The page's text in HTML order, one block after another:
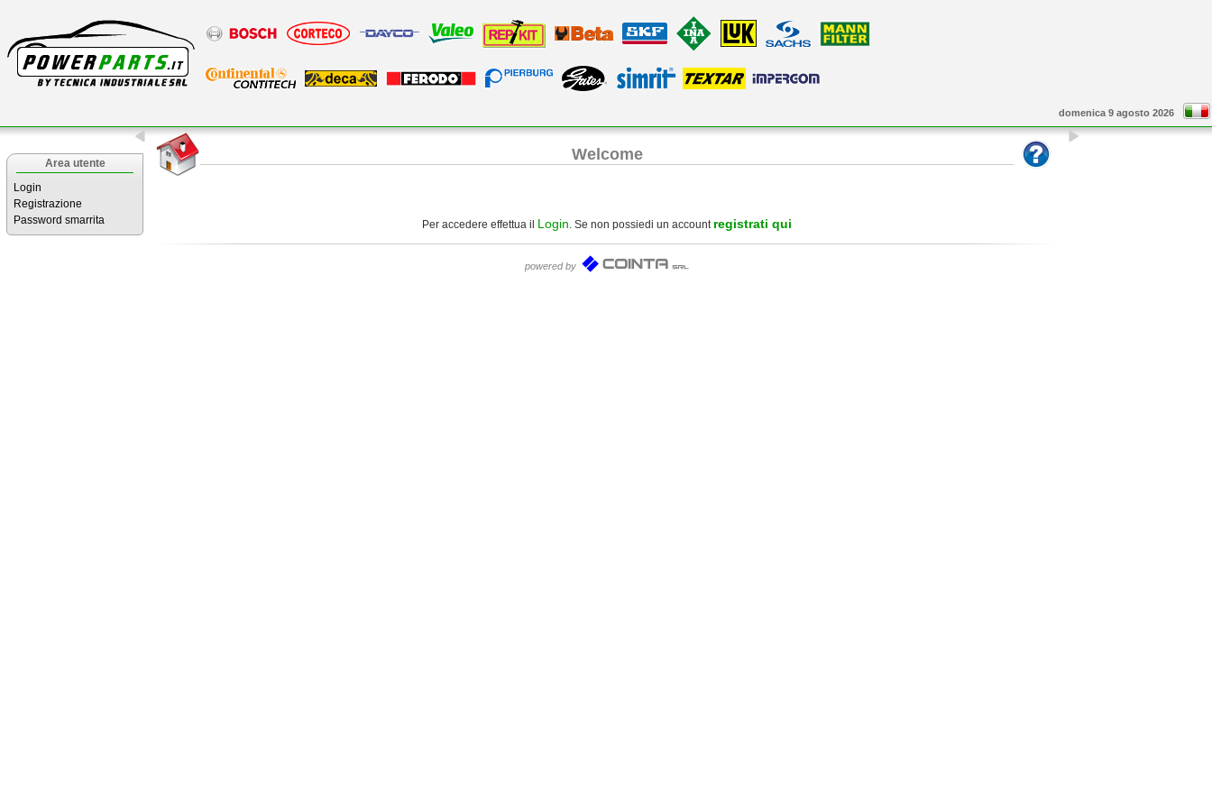
domenica 9 agosto 2026
Area utente
Login
Registrazione
Password smarrita
Welcome
Per accedere effettua il Login. Se non possiedi un account registrati qui
powered by